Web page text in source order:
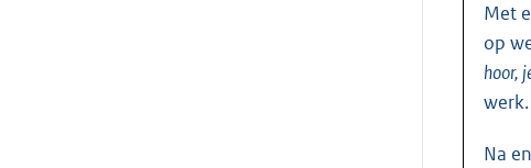
Met
op
hoor,
Na